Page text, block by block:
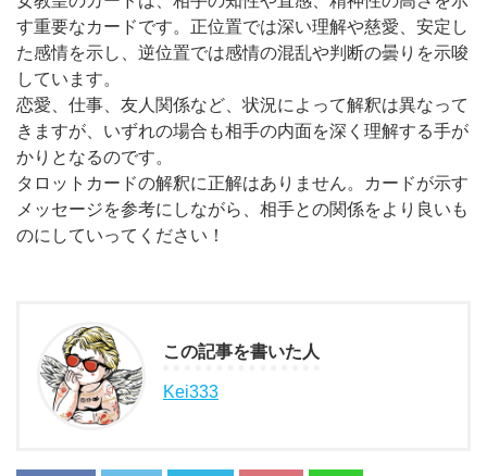
す重要なカードです。正位置では深い理解や慈愛、安定し
た感情を示し、逆位置では感情の混乱や判断の曇りを示唆
しています。
恋愛、仕事、友人関係など、状況によって解釈は異なって
きますが、いずれの場合も相手の内面を深く理解する手が
かりとなるのです。
タロットカードの解釈に正解はありません。カードが示す
メッセージを参考にしながら、相手との関係をより良いも
のにしていってください！
この記事を書いた人
Kei333